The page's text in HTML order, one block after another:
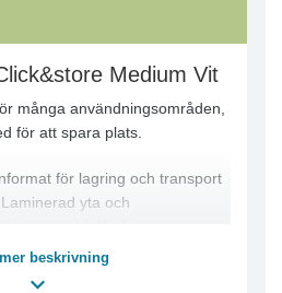
Medium Vit
många användningsområden,
för att spara plats.
för lagring och transport
yta och
transport och en etiketthållare
beskrivning